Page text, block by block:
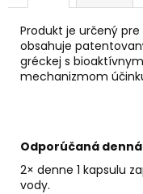
Produkt je určený
obsahuje
gréckej s
mechanizmom
Odporúčaná
2× denne 1 kapsulu
vody.
e
HELIKOSTOP
€25